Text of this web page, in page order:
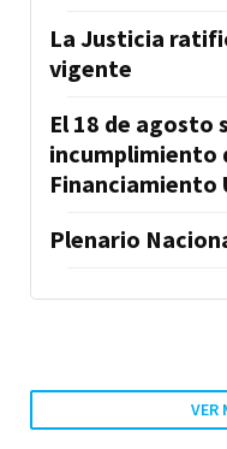
La Justicia
vigente
El 18 de agosto
incumplimiento
Financiamiento
Plenario
VER